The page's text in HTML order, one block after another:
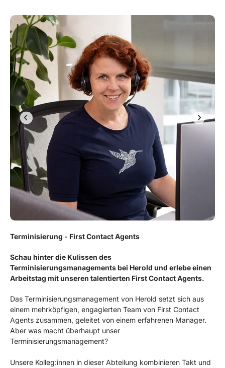
Terminisierung - First Contact Agents
Schau hinter die Kulissen des
Terminisierungsmanagements bei Herold und erlebe einen
Arbeitstag mit unseren talentierten First Contact Agents.
Das Terminisierungsmanagement von Herold setzt sich aus
einem mehrköpfigen, engagierten Team von First Contact
Agents zusammen, geleitet von einem erfahrenen Manager.
Aber was macht überhaupt unser
Terminisierungsmanagement?
Unsere Kolleg:innen in dieser Abteilung kombinieren Takt und